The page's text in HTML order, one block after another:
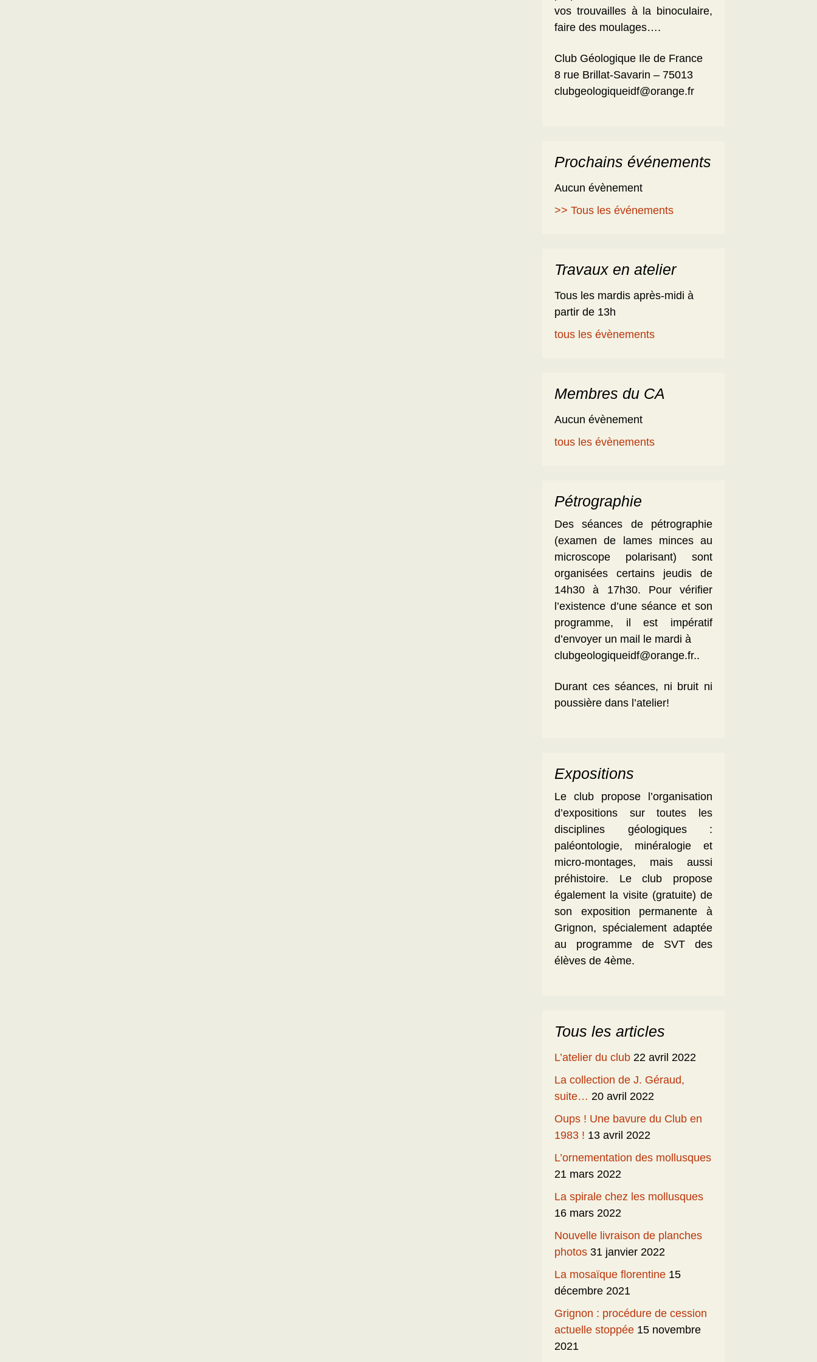
vos trouvailles à la binoculaire,
faire des moulages….
Club Géologique Ile de France
8 rue Brillat-Savarin – 75013
clubgeologiqueidf@orange.fr
Prochains événements
Aucun évènement
>> Tous les événements
Travaux en atelier
Tous les mardis après-midi à
partir de 13h
tous les évènements
Membres du CA
Aucun évènement
tous les évènements
Pétrographie
Des séances de pétrographie
(examen de lames minces au
microscope polarisant) sont
organisées certains jeudis de
14h30 à 17h30. Pour vérifier
l’existence d’une séance et son
programme, il est impératif
d’envoyer un mail le mardi à
clubgeologiqueidf@orange.fr..
Durant ces séances, ni bruit ni
poussière dans l’atelier!
Expositions
Le club propose l’organisation
d’expositions sur toutes les
disciplines géologiques :
paléontologie, minéralogie et
micro-montages, mais aussi
préhistoire. Le club propose
également la visite (gratuite) de
son exposition permanente à
Grignon, spécialement adaptée
au programme de SVT des
élèves de 4ème.
Tous les articles
L’atelier du club 22 avril 2022
La collection de J. Géraud,
suite… 20 avril 2022
Oups ! Une bavure du Club en
1983 ! 13 avril 2022
L’ornementation des mollusques
21 mars 2022
La spirale chez les mollusques
16 mars 2022
Nouvelle livraison de planches
photos 31 janvier 2022
La mosaïque florentine 15
décembre 2021
Grignon : procédure de cession
actuelle stoppée 15 novembre
2021